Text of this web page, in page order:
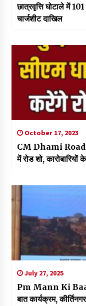
छात्रवृत्ति घोटाले में
चार्जशीट दाखिल
October 17, 2023
CM Dhami
में रोड शो,
July 27, 2025
Pm Mann Ki
बात कार्यक्रम,